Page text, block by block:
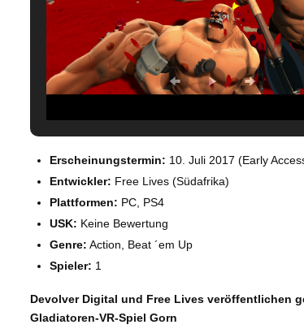
Erscheinungstermin: 10. Juli 2017 (Early
Entwickler: Free Lives (Südafrika)
Plattformen: PC, PS4
USK: Keine Bewertung
Genre: Action, Beat ´em Up
Spieler: 1
Devolver Digital und Free Lives veröffentlichen
Gladiatoren-VR-Spiel Gorn